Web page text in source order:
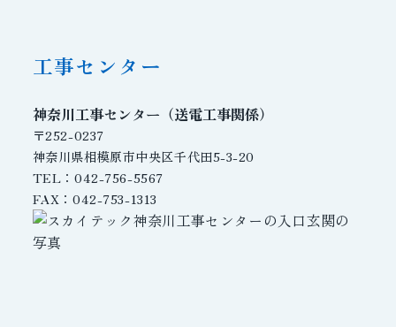
工事センター
神奈川工事センター（送電工事関係）
〒252-0237
神奈川県相模原市中央区千代田5-3-20
TEL：042-756-5567
FAX：042-753-1313